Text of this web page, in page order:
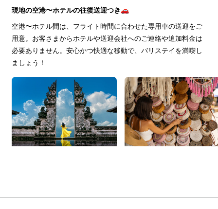
現地の空港〜ホテルの往復送迎つき🚗
空港〜ホテル間は、フライト時間に合わせた専用車の送迎をご
用意。お客さまからホテルや送迎会社へのご連絡や追加料金は
必要ありません。安心かつ快適な移動で、バリステイを満喫し
ましょう！